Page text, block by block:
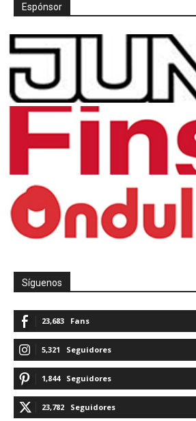
Espónsor
Síguenos
23,683 Fans
5,321 Seguidores
1,844 Seguidores
23,782 Seguidores